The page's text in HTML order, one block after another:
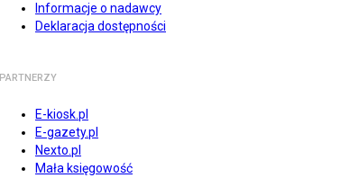
Informacje o nadawcy
Deklaracja dostępności
PARTNERZY
E-kiosk.pl
E-gazety.pl
Nexto.pl
Mała księgowość